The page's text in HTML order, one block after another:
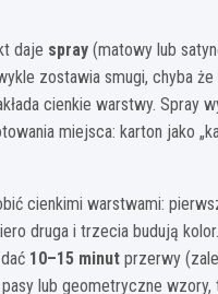
daje spray (matowy lub
zostawia smugi, chyba
cienkie warstwy. Spray
miejsca: karton jako
cienkimi warstwami:
druga i trzecia budują
10–15 minut przerwy
lub geometryczne wzory,